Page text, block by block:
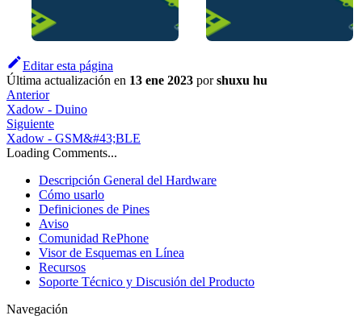
Editar esta página
Última actualización en 13 ene 2023 porshuxu hu
Anterior
Xadow - Duino
Siguiente
Xadow - GSM&#43;BLE
Loading Comments...
Descripción General del Hardware
Cómo usarlo
Definiciones de Pines
Aviso
Comunidad RePhone
Visor de Esquemas en Línea
Recursos
Soporte Técnico y Discusión del Producto
Navegación